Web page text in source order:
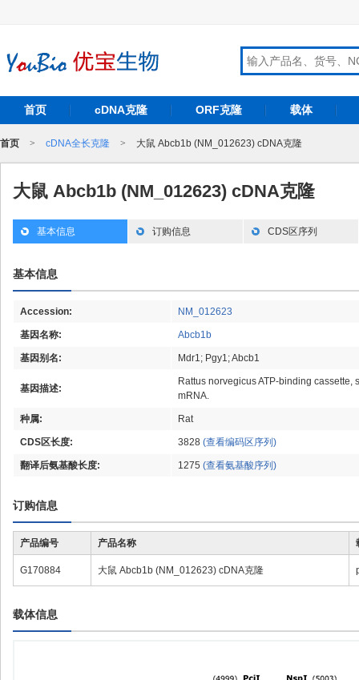
首页 cDNA克隆 ORF克隆 载体
首页 > cDNA全长克隆 > 大鼠 Abcb1b (NM_012623) cDNA克隆
大鼠 Abcb1b (NM_012623) cDNA克隆
基本信息 订购信息 CDS区序列
基本信息
Accession: NM_012623
基因名称: Abcb1b
基因别名: Mdr1; Pgy1; Abcb1
基因描述:
Rattus norvegicus ATP-binding cassette,
mRNA.
种属: Rat
CDS区长度: 3828 (查看编码区序列)
翻译后氨基酸长度: 1275 (查看氨基酸序列)
订购信息
产品编号 产品名称
G170884 大鼠 Abcb1b (NM_012623) cDNA克隆
载体信息